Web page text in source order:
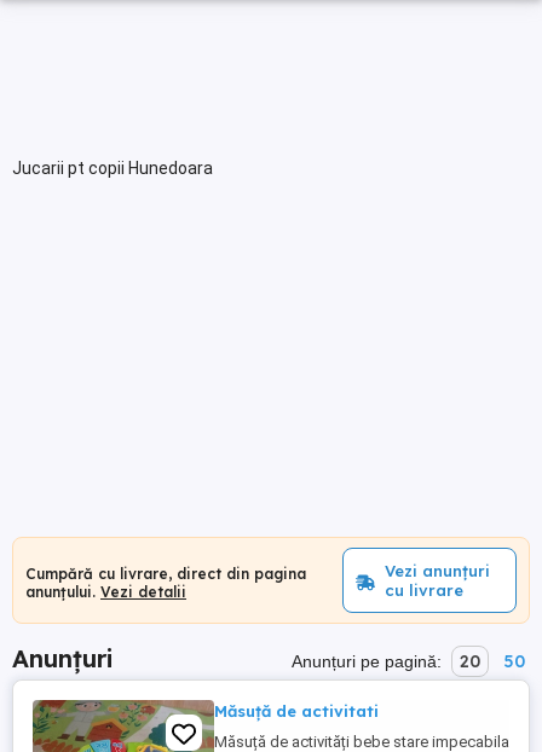
Jucarii pt copii Hunedoara
Cumpără cu livrare, direct din pagina
anunțului. Vezi detalii
Vezi anunțuri
cu livrare
Anunțuri Anunțuri pe pagină: 20 50
Măsuță de activitati
Măsuță de activități bebe stare impecabila